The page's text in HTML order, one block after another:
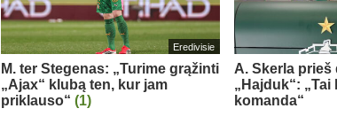
Eredivisie
M. ter Stegenas: „Turime grąžinti
„Ajax“ klubą ten, kur jam
priklauso“(1)
A. Skerla prieš
„Hajduk“:
komanda“